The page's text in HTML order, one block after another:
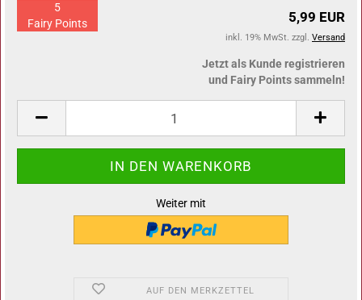
5,99 EUR
inkl. 19% MwSt. zzgl. Versand
5
Fairy Points
Jetzt als Kunde registrieren
und Fairy Points sammeln!
Weiter mit
AUF DEN MERKZETTEL